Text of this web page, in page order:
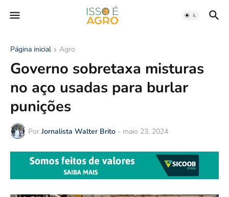
Página inicial Agro
Governo sobretaxa misturas
no aço usadas para burlar
punições
Por Jornalista Walter Brito - maio 23, 2024